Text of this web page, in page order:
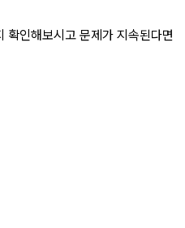
확인해보시고 문제가 지속된다면